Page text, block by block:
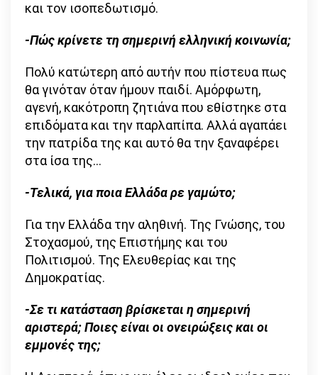
και τον ισοπεδωτισμό.
-Πώς κρίνετε τη σημερινή ελληνική κοινωνία;
Πολύ κατώτερη από αυτήν που πίστευα πως
θα γινόταν όταν ήμουν παιδί. Αμόρφωτη,
αγενή, κακότροπη ζητιάνα που εθίστηκε στα
επιδόματα και την παρλαπίπα. Αλλά αγαπάει
την πατρίδα της και αυτό θα την ξαναφέρει
στα ίσα της…
-Τελικά, για ποια Ελλάδα ρε γαμώτο;
Για την Ελλάδα την αληθινή. Της Γνώσης, του
Στοχασμού, της Επιστήμης και του
Πολιτισμού. Της Ελευθερίας και της
Δημοκρατίας.
-Σε τι κατάσταση βρίσκεται η σημερινή
αριστερά; Ποιες είναι οι ονειρώξεις και οι
εμμονές της;